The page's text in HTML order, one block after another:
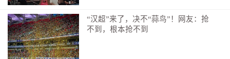
“汉超”来了，决不“蒜鸟”！网友：抢
不到，根本抢不到